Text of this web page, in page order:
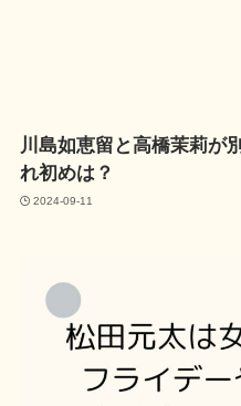
川島如恵留と高橋茉莉が
れ初めは？
2024-09-11